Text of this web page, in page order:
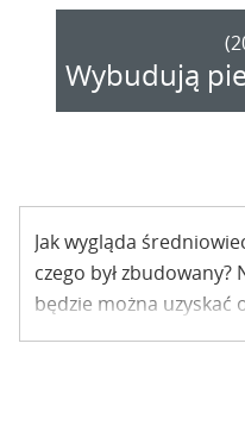
Wybudują
Jak wygląda
czego był
będzie można uzyskać
dniach w Grodzisku